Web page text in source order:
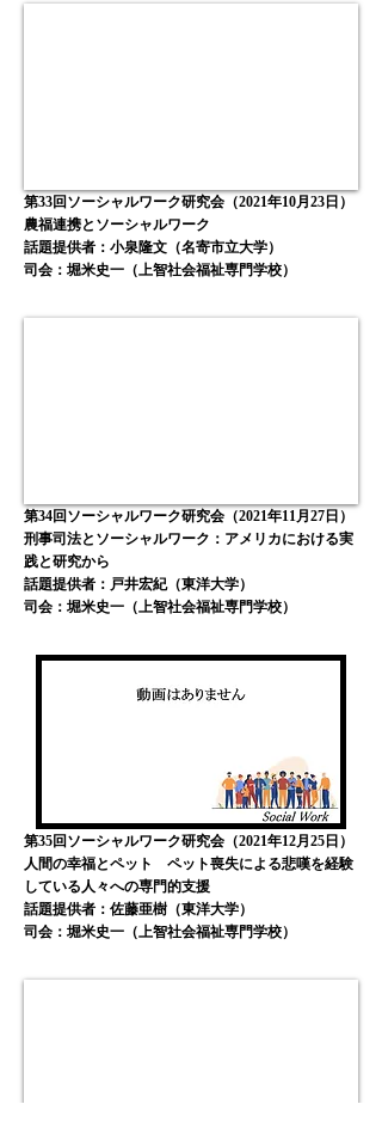
第33回ソーシャルワーク研究会（2021年10月23日）
農福連携とソーシャルワーク
話題提供者：小泉隆文（名寄市立大学）
司会：堀米史一（上智社会福祉専門学校）
第34回ソーシャルワーク研究会（2021年11月27日）
刑事司法とソーシャルワーク：アメリカにおける実
践と研究から
話題提供者：戸井宏紀（東洋大学）
司会：堀米史一（上智社会福祉専門学校）
第35回ソーシャルワーク研究会（2021年12月25日）
​人間の幸福とペット ペット喪失による悲嘆を経験
している人々への専門的支援
話題提供者：佐藤亜樹（東洋大学）
司会：堀米史一（上智社会福祉専門学校）